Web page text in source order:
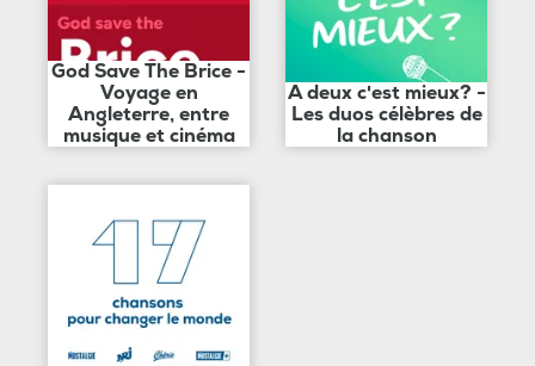
God Save The Brice -
Voyage en
Angleterre, entre
musique et cinéma
A deux c'est mieux? -
Les duos célèbres de
la chanson